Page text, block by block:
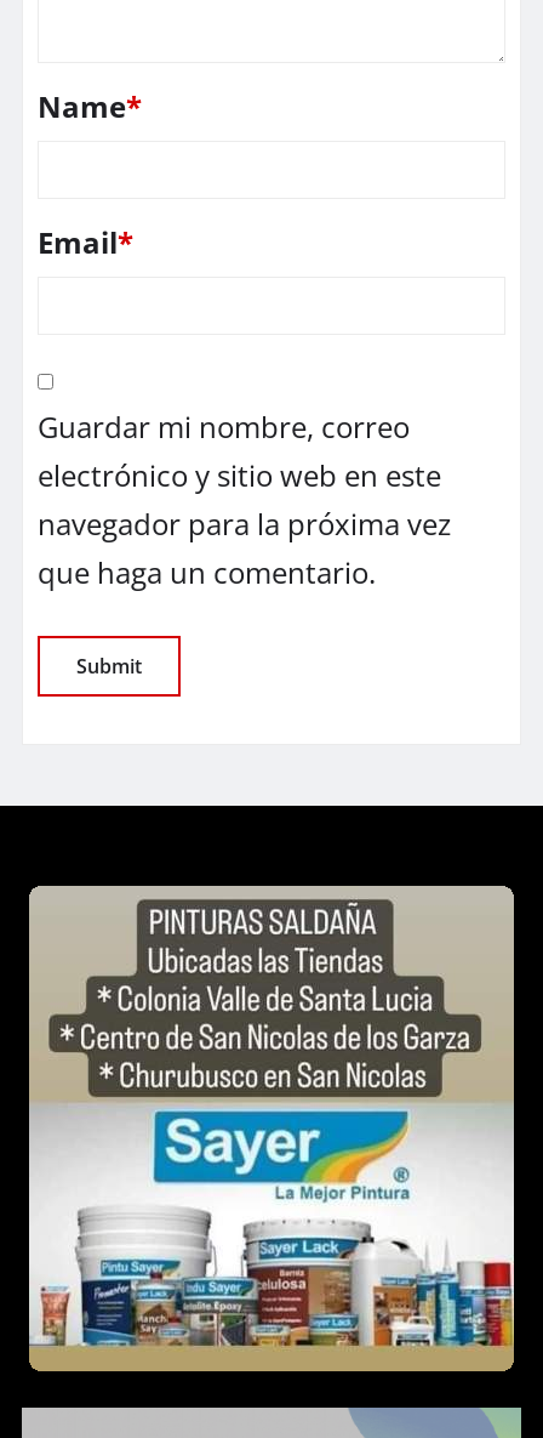
Name*
Email*
Guardar mi nombre, correo
electrónico y sitio web en este
navegador para la próxima vez
que haga un comentario.